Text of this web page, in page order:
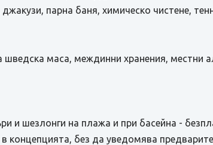
парна баня, химическо чистене,
шведска маса, междинни хранения, местни
и шезлонги на плажа и при басейна -
концепцията, без да уведомява